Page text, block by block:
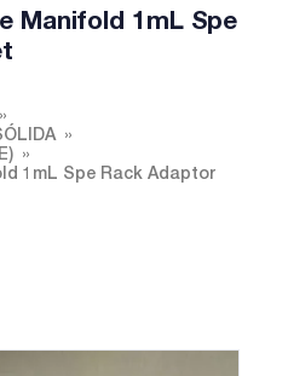
Manifold 1mL Spe
1mL Spe Rack Adaptor